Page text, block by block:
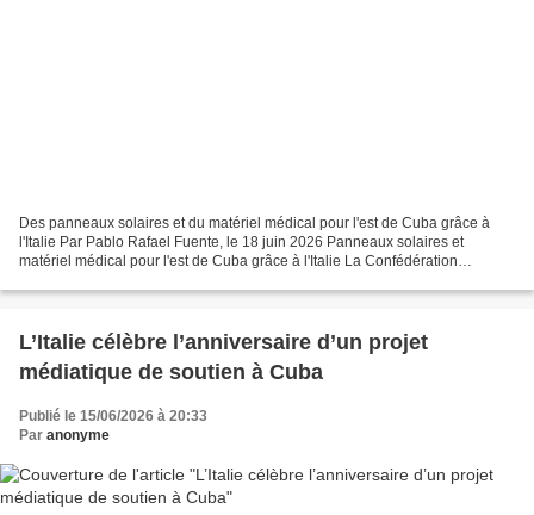
Des panneaux solaires et du matériel médical pour l'est de Cuba grâce à
l'Italie Par Pablo Rafael Fuente, le 18 juin 2026 Panneaux solaires et
matériel médical pour l'est de Cuba grâce à l'Italie La Confédération
L’Italie célèbre l’anniversaire d’un projet
médiatique de soutien à Cuba
Publié le 15/06/2026 à 20:33
Par anonyme